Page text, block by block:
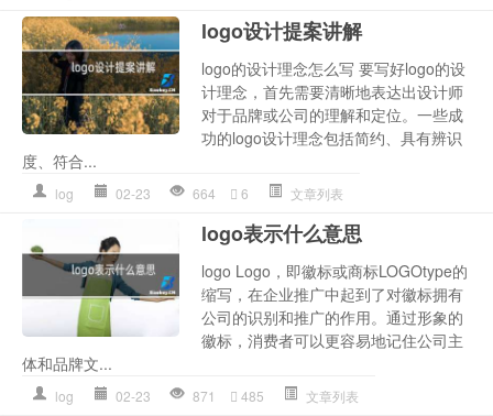
logo设计提案讲解
logo的设计理念怎么写 要写好logo的设
计理念，首先需要清晰地表达出设计师
对于品牌或公司的理解和定位。一些成
功的logo设计理念包括简约、具有辨识
度、符合...
log 02-23 664 6 文章列表
logo表示什么意思
logo Logo，即徽标或商标LOGOtype的
缩写，在企业推广中起到了对徽标拥有
公司的识别和推广的作用。通过形象的
徽标，消费者可以更容易地记住公司主
体和品牌文...
log 02-23 871 485 文章列表